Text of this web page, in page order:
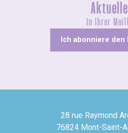
In Ihrer
Ich abonniere den
28 rue Raymond
76824 Mont-Saint-